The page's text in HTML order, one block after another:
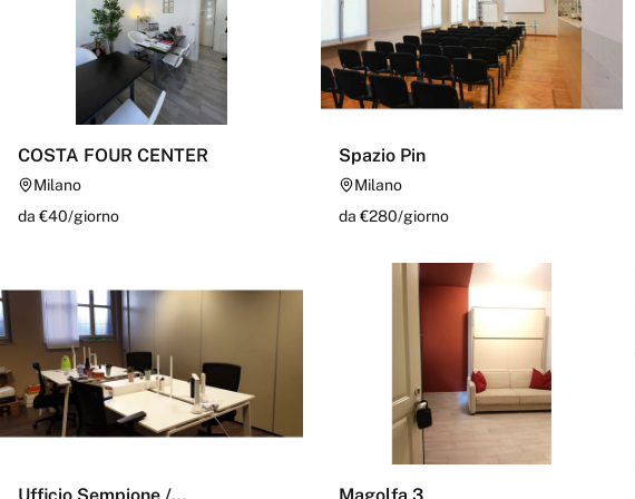
COSTA FOUR CENTER
Milano
da €40/giorno
Spazio Pin
Milano
da €280/giorno
Ufficio Sempione / Magolfa 3